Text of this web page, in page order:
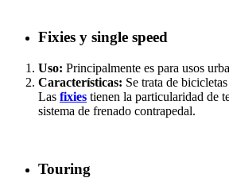
Fixies y single speed
Uso: Principalmente es para usos
Características: Se trata de
Las fixies tienen la particularidad de
sistema de frenado contrapedal.
Touring